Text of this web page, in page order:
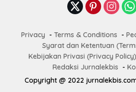
Privacy Terms & Conditions
Syarat dan Ketentuan
Kebijakan Privasi (Privacy Policy)
Redaksi Jurnalekbis
Copyright @ 2022